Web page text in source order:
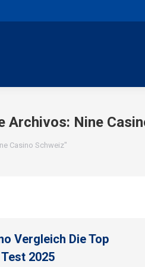
Archivos: Nine
Casino Schweiz"
Vergleich Die Top
2025